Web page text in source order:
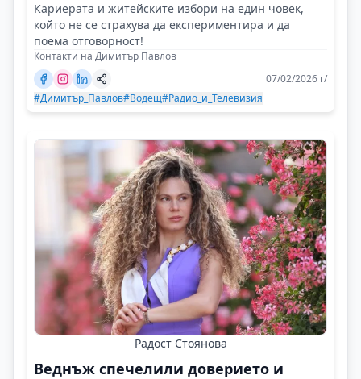
Кариерата и житейските избори на един човек,
който не се страхува да експериментира и да
поема отговорност!
Контакти на Димитър Павлов
07/02/2026 г/
#Димитър_Павлов#Водещ#Радио_и_Телевизия
Радост Стоянова
Веднъж спечелили доверието и